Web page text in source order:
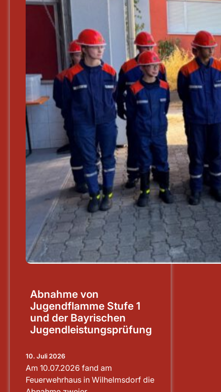
Abnahme von
Jugendflamme Stufe 1
und der Bayrischen
Jugendleistungsprüfung
10. Juli 2026
Am 10.07.2026 fand am
Feuerwehrhaus in Wilhelmsdorf die